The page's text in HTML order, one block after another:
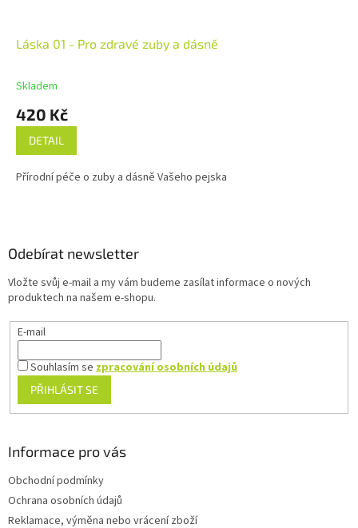
Láska 01 - Pro zdravé zuby a dásně
Skladem
420 Kč
DETAIL
Přírodní péče o zuby a dásně Vašeho pejska
Odebírat newsletter
Vložte svůj e-mail a my vám budeme zasílat informace o nových
produktech na našem e-shopu.
E-mail
Souhlasím sezpracování osobních údajů
PŘIHLÁSIT SE
Informace pro vás
Obchodní podmínky
Ochrana osobních údajů
Reklamace, výměna nebo vrácení zboží